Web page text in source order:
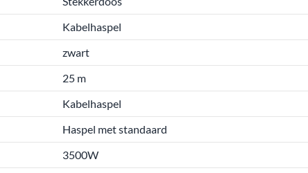
Kabelhaspel
zwart
25 m
Kabelhaspel
Haspel met standaard
3500W